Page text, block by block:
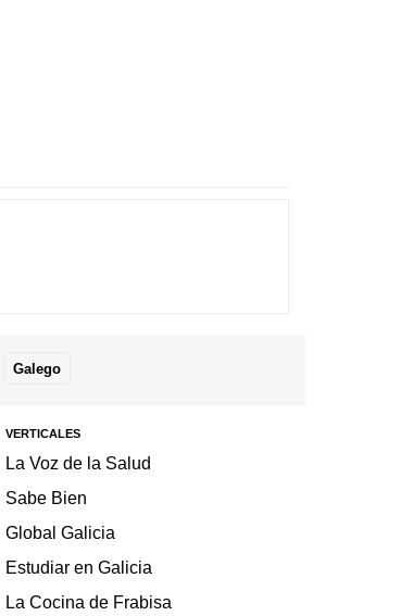
Galego
VERTICALES
La Voz de la Salud
Sabe Bien
Global Galicia
Estudiar en Galicia
La Cocina de Frabisa